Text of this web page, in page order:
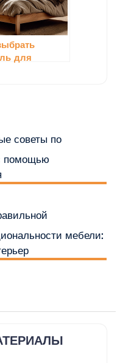
для
советы по
помощью
мебели: